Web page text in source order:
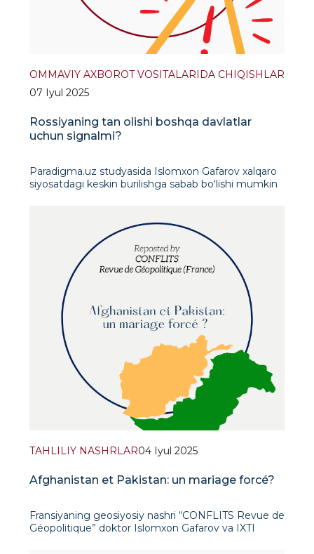
OMMAVIY AXBOROT VOSITALARIDA CHIQISHLAR
07 Iyul 2025
Rossiyaning tan olishi boshqa davlatlar
uchun signalmi?
Paradigma.uz studyasida Islomxon Gafarov xalqaro
siyosatdagi keskin burilishga sabab bo‘lishi mumkin
tan olishi ortida turgan geosiyosiy maqsadlar,
TAHLILIY NASHRLAR04 Iyul 2025
Afghanistan et Pakistan: un mariage forcé?
Fransiyaning geosiyosiy nashri “CONFLITS Revue de
Géopolitique” doktor Islomxon Gafarov va IXTI